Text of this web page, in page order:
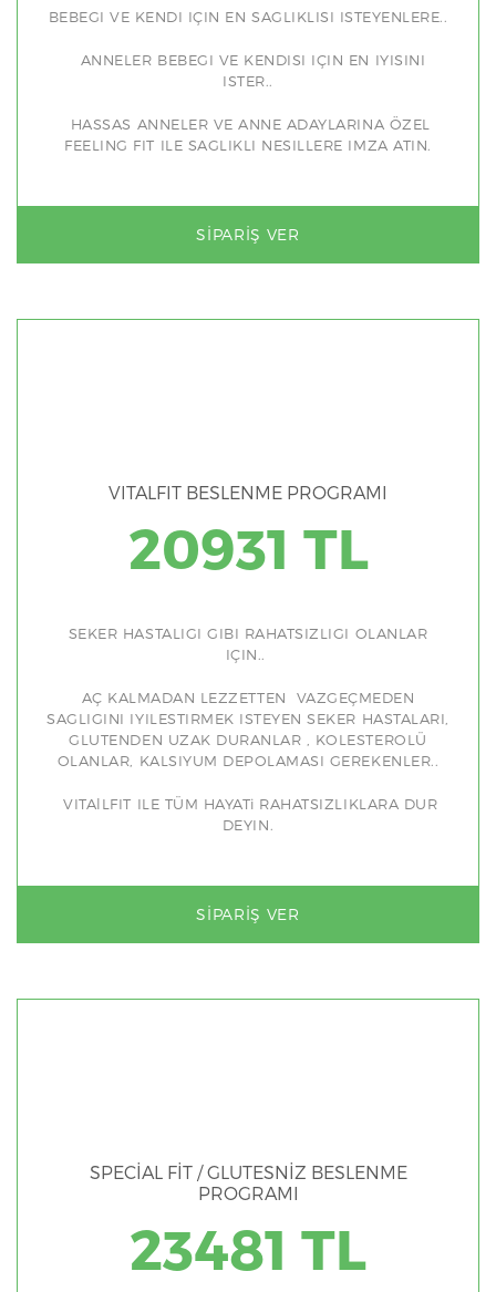
BEBEGI VE KENDI IÇIN EN SAGLIKLISI ISTEYENLERE..
ANNELER BEBEGI VE KENDISI IÇIN EN IYISINI
ISTER..
HASSAS ANNELER VE ANNE ADAYLARINA ÖZEL
FEELING FIT ILE SAGLIKLI NESILLERE IMZA ATIN.
SIPARIŞ VER
VITALFIT BESLENME PROGRAMI
20931 TL
SEKER HASTALIGI GIBI RAHATSIZLIGI OLANLAR
IÇIN..
AÇ KALMADAN LEZZETTEN VAZGEÇMEDEN
SAGLIGINI IYILESTIRMEK ISTEYEN SEKER HASTALARI,
GLUTENDEN UZAK DURANLAR , KOLESTEROLÜ
OLANLAR, KALSIYUM DEPOLAMASI GEREKENLER..
VITAlLFIT ILE TÜM HAYATi RAHATSIZLIKLARA DUR
DEYIN.
SIPARIŞ VER
SPECİAL FİT / GLUTESNİZ BESLENME
PROGRAMI
23481 TL